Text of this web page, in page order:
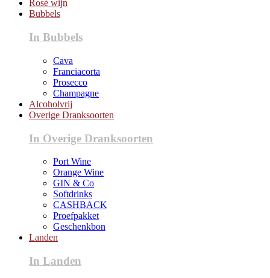
Rosé wijn
Bubbels
In Bubbels
Cava
Franciacorta
Prosecco
Champagne
Alcoholvrij
Overige Dranksoorten
In Overige Dranksoorten
Port Wine
Orange Wine
GIN & Co
Softdrinks
CASHBACK
Proefpakket
Geschenkbon
Landen
In Landen